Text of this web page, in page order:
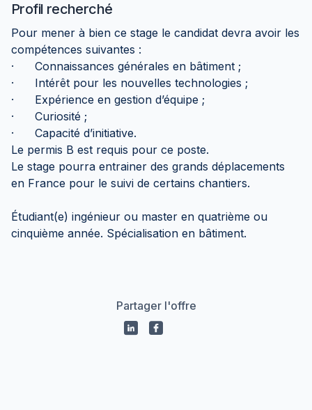
Profil recherché
Pour mener à bien ce stage le candidat devra avoir les
compétences suivantes :
· Connaissances générales en bâtiment ;
· Intérêt pour les nouvelles technologies ;
· Expérience en gestion d’équipe ;
· Curiosité ;
· Capacité d’initiative.
Le permis B est requis pour ce poste.
Le stage pourra entrainer des grands déplacements
en France pour le suivi de certains chantiers.
Étudiant(e) ingénieur ou master en quatrième ou
cinquième année. Spécialisation en bâtiment.
Partager l'offre